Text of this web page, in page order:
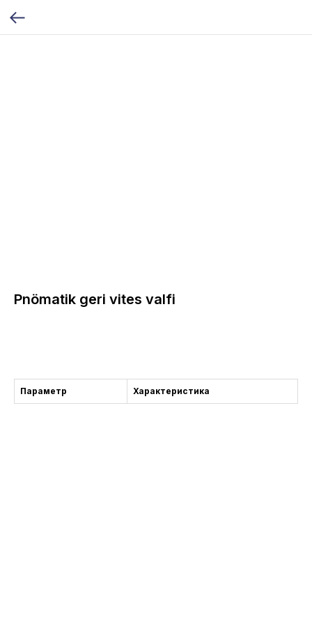
Pnömatik geri vites valfi
Параметр Характеристика